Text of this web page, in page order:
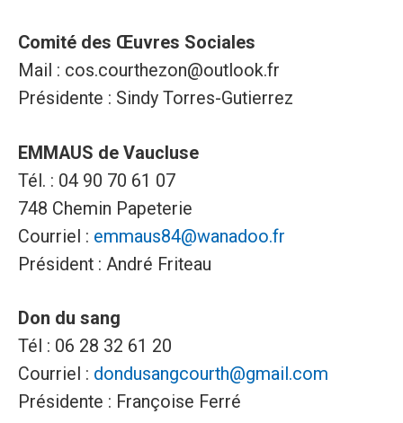
Comité des Œuvres Sociales
Mail : cos.courthezon@outlook.fr
Présidente : Sindy Torres-Gutierrez
EMMAUS de Vaucluse
Tél. : 04 90 70 61 07
748 Chemin Papeterie
Courriel : emmaus84@wanadoo.fr
Président : André Friteau
Don du sang
Tél : 06 28 32 61 20
Courriel : dondusangcourth@gmail.com
Présidente : Françoise Ferré